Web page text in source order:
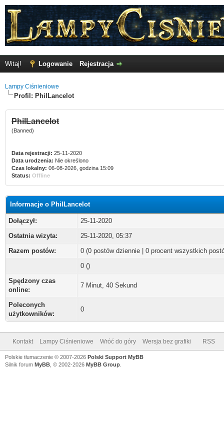
Witaj! Logowanie Rejestracja
Lampy Ciśnieniowe
Profil: PhilLancelot
PhilLancelot
(Banned)
Data rejestracji: 25-11-2020
Data urodzenia: Nie określono
Czas lokalny: 06-08-2026, godzina 15:09
Status: Offline
Informacje o PhilLancelot
Dołączył:
25-11-2020
Ostatnia wizyta:
25-11-2020, 05:37
Razem postów:
0 (0 postów dziennie | 0 procent wszystkich
0 ()
Spędzony czas
online:
7 Minut, 40 Sekund
Poleconych
użytkowników:
0
Kontakt Lampy Ciśnieniowe Wróć do góry Wersja bez grafiki RSS
Polskie tłumaczenie © 2007-2026 Polski Support MyBB
Silnik forum MyBB , © 2002-2026 MyBB Group